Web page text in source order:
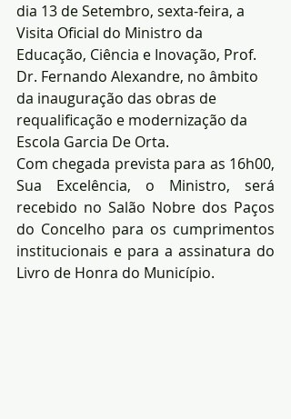
dia 13 de Setembro, sexta-feira, a
Visita Oficial do Ministro da
Educação, Ciência e Inovação, Prof.
Dr. Fernando Alexandre, no âmbito
da inauguração das obras de
requalificação e modernização da
Escola Garcia De Orta.
Com chegada prevista para as 16h00,
Sua Excelência, o Ministro, será
recebido no Salão Nobre dos Paços
do Concelho para os cumprimentos
institucionais e para a assinatura do
Livro de Honra do Município.